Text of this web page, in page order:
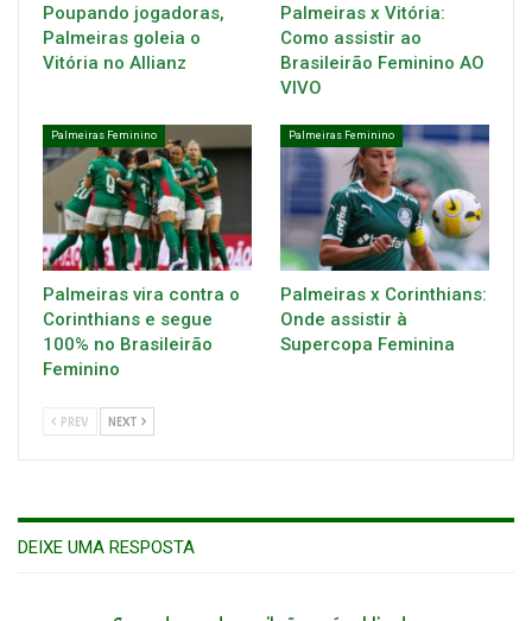
Poupando jogadoras,
Palmeiras goleia o
Vitória no Allianz
Palmeiras x Vitória:
Como assistir ao
Brasileirão Feminino AO
VIVO
Palmeiras Feminino
Palmeiras vira contra o
Corinthians e segue
100% no Brasileirão
Feminino
Palmeiras Feminino
Palmeiras x Corinthians:
Onde assistir à
Supercopa Feminina
PREV NEXT
DEIXE UMA RESPOSTA